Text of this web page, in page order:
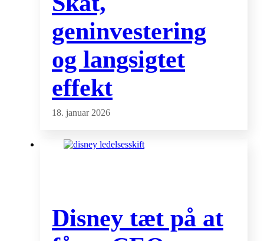
geninvestering
og langsigtet
effekt
18. januar 2026
Disney tæt på at